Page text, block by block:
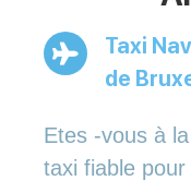
Taxi
de
Etes -vous à
taxi fiable pour